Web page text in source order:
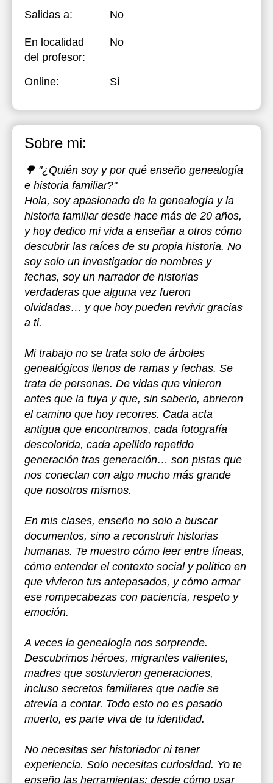
Salidas a: No
En localidad
del profesor:
No
Online: Sí
Sobre mi:
🌳 "¿Quién soy y por qué enseño genealogía
e historia familiar?"
Hola, soy apasionado de la genealogía y la
historia familiar desde hace más de 20 años,
y hoy dedico mi vida a enseñar a otros cómo
descubrir las raíces de su propia historia. No
soy solo un investigador de nombres y
fechas, soy un narrador de historias
verdaderas que alguna vez fueron
olvidadas… y que hoy pueden revivir gracias
a ti.
Mi trabajo no se trata solo de árboles
genealógicos llenos de ramas y fechas. Se
trata de personas. De vidas que vinieron
antes que la tuya y que, sin saberlo, abrieron
el camino que hoy recorres. Cada acta
antigua que encontramos, cada fotografía
descolorida, cada apellido repetido
generación tras generación… son pistas que
nos conectan con algo mucho más grande
que nosotros mismos.
En mis clases, enseño no solo a buscar
documentos, sino a reconstruir historias
humanas. Te muestro cómo leer entre líneas,
cómo entender el contexto social y político en
que vivieron tus antepasados, y cómo armar
ese rompecabezas con paciencia, respeto y
emoción.
A veces la genealogía nos sorprende.
Descubrimos héroes, migrantes valientes,
madres que sostuvieron generaciones,
incluso secretos familiares que nadie se
atrevía a contar. Todo esto no es pasado
muerto, es parte viva de tu identidad.
No necesitas ser historiador ni tener
experiencia. Solo necesitas curiosidad. Yo te
enseño las herramientas: desde cómo usar